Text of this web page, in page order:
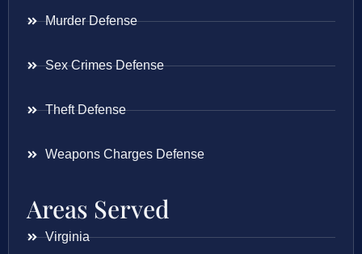
Murder Defense
Sex Crimes Defense
Theft Defense
Weapons Charges Defense
Areas Served
Virginia